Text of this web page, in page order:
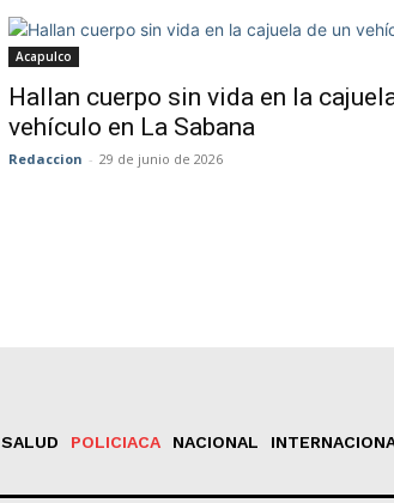
Acapulco
Hallan cuerpo sin vida en la
vehículo en La Sabana
Redaccion - 29 de junio de 2026
SALUD POLICIACA NACIONAL